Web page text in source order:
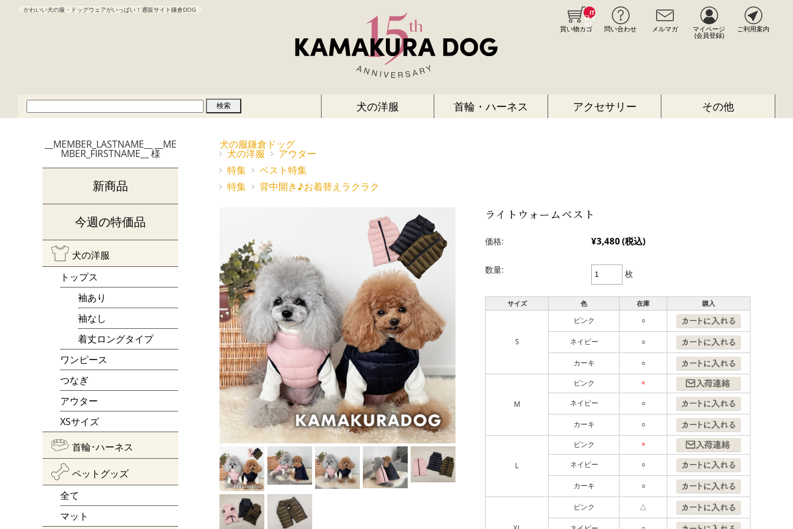
かわいい犬の服・ドッグウェアがいっぱい！通販サイト鎌倉DOG __IT
M_C
NT_
_
買い物カゴ 問い合わせ メルマガ マイページ
(会員登録)
ご利用案内
犬の洋服 首輪・ハーネス アクセサリー その他
犬の服鎌倉ドッグ
犬の洋服
アウター
特集
ベスト特集
特集
背中開き♪お着替えラクラク
ライトウォームベスト
価格: ¥3,480(税込)
数量: 枚
サイズ 色 在庫 購入
S
ピンク ○
ネイビー ○
カーキ ○
M
ピンク
×
ネイビー
○
カーキ ○
L
ピンク
×
ネイビー
○
カーキ ○
ピンク △
__MEMBER_LASTNAME__ __ME
MBER_FIRSTNAME__ 様
新商品
今週の特価品
犬の洋服
トップス
袖あり
袖なし
着丈ロングタイプ
ワンピース
つなぎ
アウター
XSサイズ
首輪･ハーネス
ペットグッズ
全て
マット